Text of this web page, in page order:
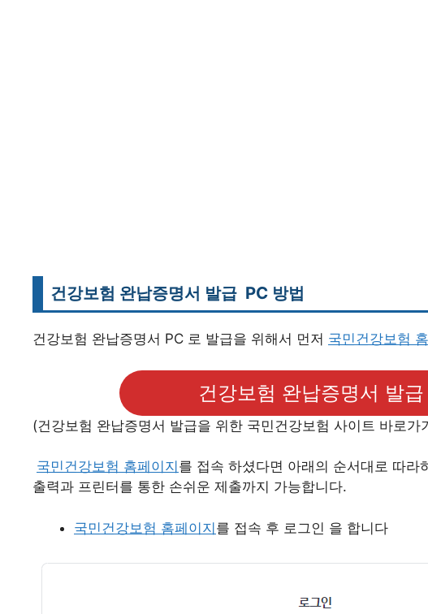
건강보험 완납증명서 발급 PC 방법
건강보험 완납증명서 PC 로 발급을 위해서 먼저 국민건강보험
건강보험 완납증명서 발
(건강보험 완납증명서 발급을 위한 국민건강보험 사이트 바로가
국민건강보험 홈페이지 를 접속 하셨다면 아래의 순서대로 따라
출력과 프린터를 통한 손쉬운 제출까지 가능합니다.
국민건강보험 홈페이지를 접속 후 로그인 을 합니다